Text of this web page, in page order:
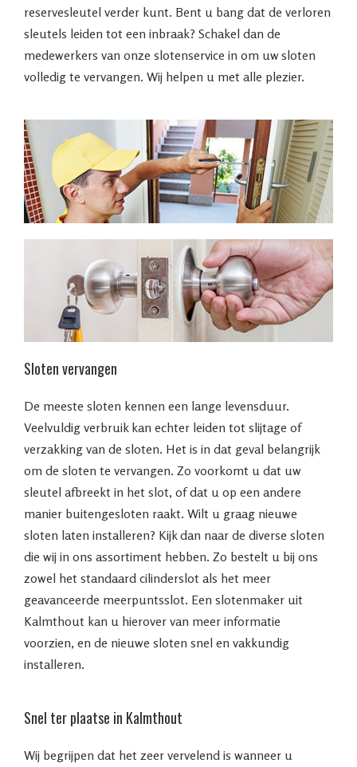
reservesleutel verder kunt. Bent u bang dat de verloren
sleutels leiden tot een inbraak? Schakel dan de
medewerkers van onze slotenservice in om uw sloten
volledig te vervangen. Wij helpen u met alle plezier.
Sloten vervangen
De meeste sloten kennen een lange levensduur.
Veelvuldig verbruik kan echter leiden tot slijtage of
verzakking van de sloten. Het is in dat geval belangrijk
om de sloten te vervangen. Zo voorkomt u dat uw
sleutel afbreekt in het slot, of dat u op een andere
manier buitengesloten raakt. Wilt u graag nieuwe
sloten laten installeren? Kijk dan naar de diverse sloten
die wij in ons assortiment hebben. Zo bestelt u bij ons
zowel het standaard cilinderslot als het meer
geavanceerde meerpuntsslot. Een slotenmaker uit
Kalmthout kan u hierover van meer informatie
voorzien, en de nieuwe sloten snel en vakkundig
installeren.
Snel ter plaatse in Kalmthout
Wij begrijpen dat het zeer vervelend is wanneer u